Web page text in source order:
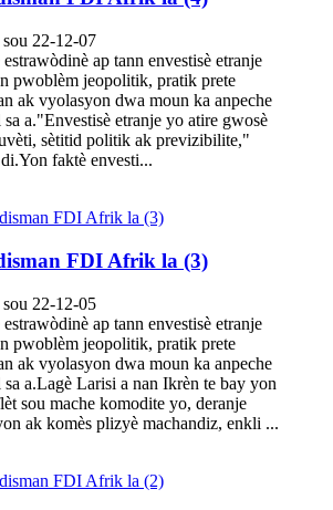
22-12-07
ap tann envestisè etranje
pwoblèm jeopolitik, pratik prete
ak vyolasyon dwa moun ka anpeche
sa a."Envestisè etranje yo atire gwosè
sètitid politik ak previzibilite,"
faktè envesti...
FDI Afrik la (3)
22-12-05
ap tann envestisè etranje
pwoblèm jeopolitik, pratik prete
ak vyolasyon dwa moun ka anpeche
sa a.Lagè Larisi a nan Ikrèn te bay yon
sou mache komodite yo, deranje
ak komès plizyè machandiz, enkli ...